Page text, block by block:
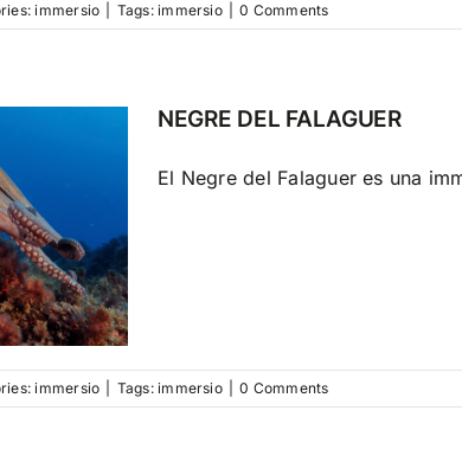
immersio Tags:immersio 0 Comments
NEGRE DEL FALAGUER
El Negre del Falaguer es una
immersio Tags:immersio 0 Comments